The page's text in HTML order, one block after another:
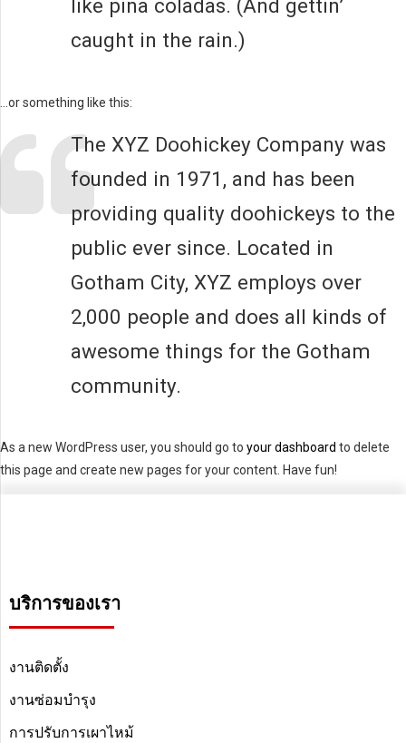
like piña coladas. (And gettin’
caught in the rain.)
…or something like this:
The XYZ Doohickey Company was
founded in 1971, and has been
providing quality doohickeys to the
public ever since. Located in
Gotham City, XYZ employs over
2,000 people and does all kinds of
awesome things for the Gotham
community.
As a new WordPress user, you should go to your dashboard to delete
this page and create new pages for your content. Have fun!
บริการของเรา
งานติดตั้ง
งานซ่อมบำรุง
การปรับการเผาไหม้